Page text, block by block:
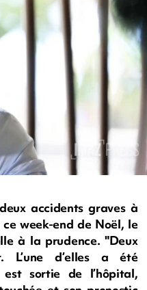
accidents graves à
week-end de Noël, le
à la prudence. "Deux
L’une d’elles a été
est sortie de l’hôpital,